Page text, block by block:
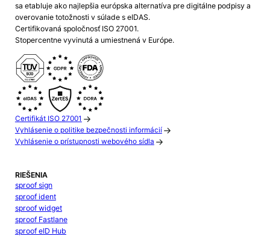
sa etabluje ako najlepšia európska alternatíva pre digitálne podpisy a
overovanie totožnosti v súlade s eIDAS.
Certifikovaná spoločnosť ISO 27001.
Stopercentne vyvinutá a umiestnená v Európe.
Certifikát ISO 27001
Vyhlásenie o politike bezpečnosti informácií
Vyhlásenie o prístupnosti webového sídla
RIEŠENIA
sproof sign
sproof ident
sproof widget
sproof Fastlane
sproof eID Hub